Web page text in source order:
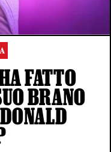
FATTO
BRANO